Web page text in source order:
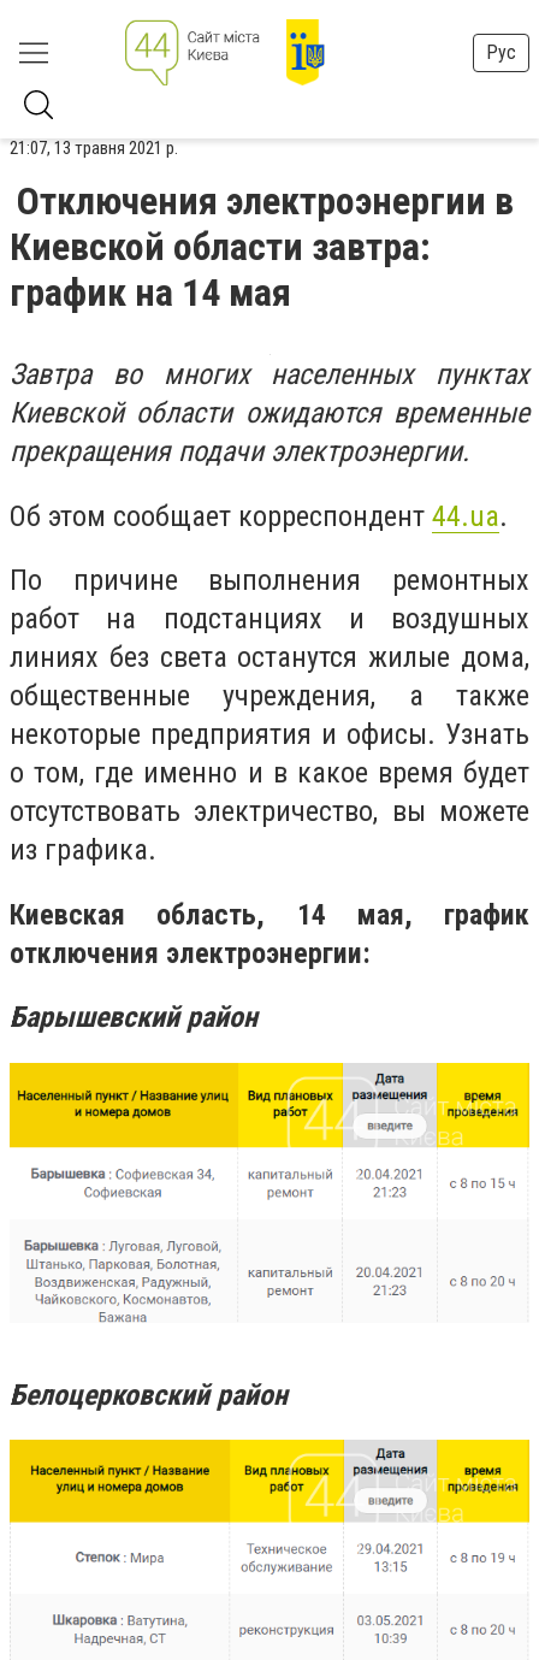
Рус
21:07, 13 травня 2021 р.
Отключения электроэнергии в
Киевской области завтра:
график на 14 мая
Завтра во многих населенных пунктах
Киевской области ожидаются временные
прекращения подачи электроэнергии.
Об этом сообщает корреспондент 44.ua.
По причине выполнения ремонтных
работ на подстанциях и воздушных
линиях без света останутся жилые дома,
общественные учреждения, а также
некоторые предприятия и офисы. Узнать
о том, где именно и в какое время будет
отсутствовать электричество, вы можете
из графика.
Киевская область, 14 мая, график
отключения электроэнергии:
Барышевский район
Белоцерковский район